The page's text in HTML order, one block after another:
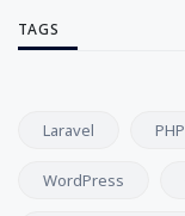
TAGS
Laravel PHP
WordPress